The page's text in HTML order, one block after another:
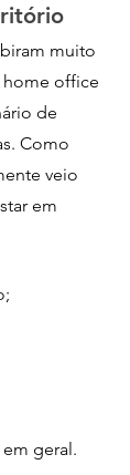
muito
office
de
Como
veio
em
geral.